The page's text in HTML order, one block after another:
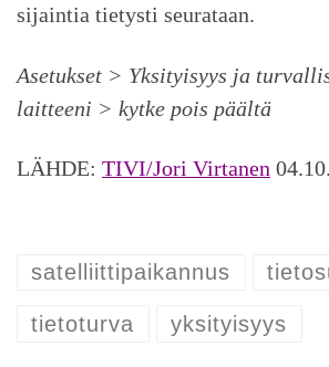
sijaintia tietysti seurataan.
Asetukset > Yksityisyys ja
laitteeni > kytke pois päältä
LÄHDE: TIVI/Jori Virtanen
satelliittipaikannus
tietoturva yksityisyys